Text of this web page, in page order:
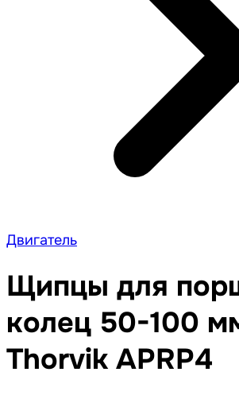
Двигатель
Щипцы для
колец 50-100
Thorvik APRP4